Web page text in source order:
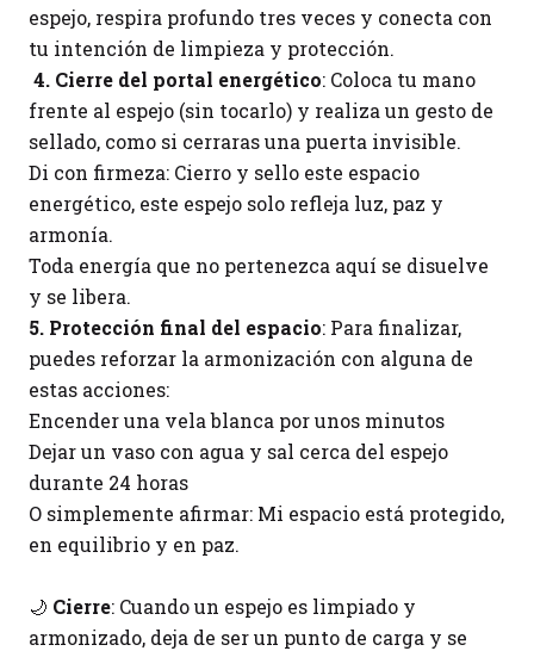
espejo, respira profundo tres veces y conecta con
tu intención de limpieza y protección.
4. Cierre del portal energético: Coloca tu mano
frente al espejo (sin tocarlo) y realiza un gesto de
sellado, como si cerraras una puerta invisible.
Di con firmeza: Cierro y sello este espacio
energético, este espejo solo refleja luz, paz y
armonía.
Toda energía que no pertenezca aquí se disuelve
y se libera.
5. Protección final del espacio: Para finalizar,
puedes reforzar la armonización con alguna de
estas acciones:
Encender una vela blanca por unos minutos
Dejar un vaso con agua y sal cerca del espejo
durante 24 horas
O simplemente afirmar: Mi espacio está protegido,
en equilibrio y en paz.
🌙 Cierre: Cuando un espejo es limpiado y
armonizado, deja de ser un punto de carga y se